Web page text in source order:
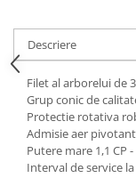
Descriere
Filet al arborelui de
Grup conic de
Protectie rotativa
Admisie aer
Putere mare 1,1 CP -
Interval de service